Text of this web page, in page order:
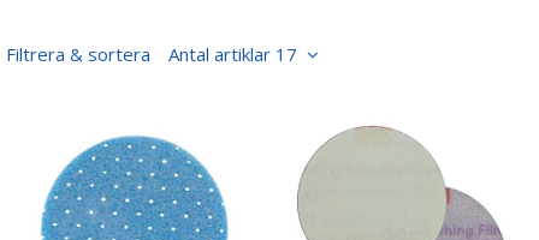
Filtrera & sortera Antal artiklar 17